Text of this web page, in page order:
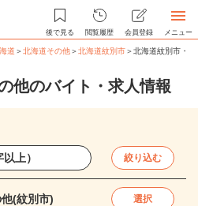
後で見る 閲覧履歴 会員登録 メニュー
道 ＞北海道その他＞北海道紋別市＞北海道紋別市・
他のバイト・求人情報
絞り込む
(紋別市) 選択